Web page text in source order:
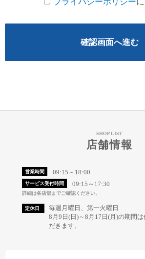
プライバシーポリシー
確認画面へ進む
SHOP LIST
店舗情報
営業時間 09:15～18:00
サービス受付時間 09:15～17:30
詳細は各店舗までご確認ください。
定休日
毎週月曜日、第一火曜日
8月9日(日)～8月17日(月)の期間
だきます。